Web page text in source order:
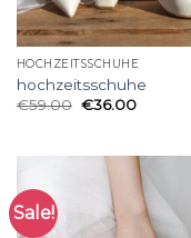
HOCHZEITSSCHUHE
hochzeitsschuhe
€59.00 €36.00
Sale!